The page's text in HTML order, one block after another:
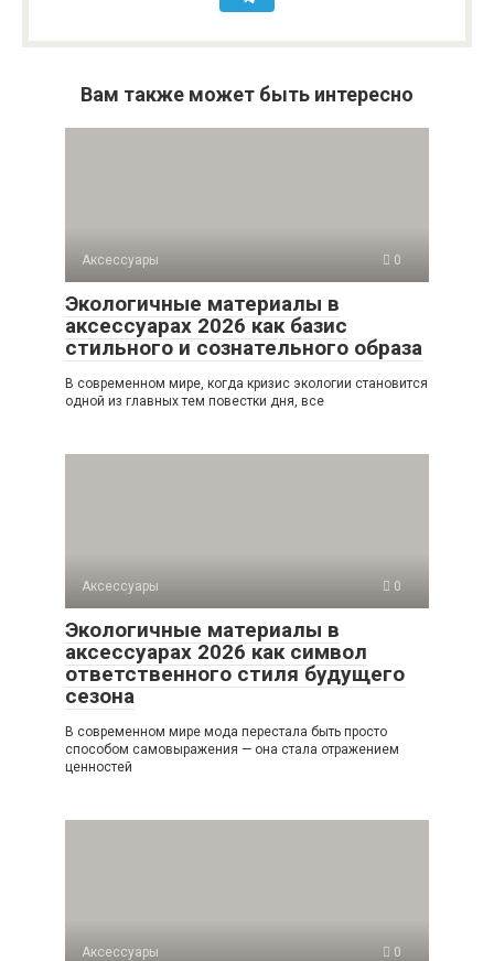
Вам также может быть интересно
Аксессуары 0
Экологичные материалы в
аксессуарах 2026 как базис
стильного и сознательного образа
В современном мире, когда кризис экологии становится
одной из главных тем повестки дня, все
Аксессуары 0
Экологичные материалы в
аксессуарах 2026 как символ
ответственного стиля будущего
сезона
В современном мире мода перестала быть просто
способом самовыражения — она стала отражением
ценностей
Аксессуары 0